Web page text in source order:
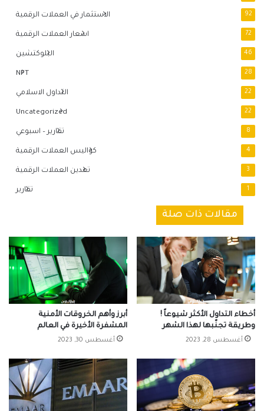
الاستثمار في العملات الرقمية 92
اسعار العملات الرقمية 72
البلوكتشين 46
NFT 28
التداول الاسلامي 22
Uncategorized 22
تقارير – اسبوعي 8
كواليس العملات الرقمية 4
تعدين العملات الرقمية 3
تقارير 1
مقالات ذات صلة
أبرز وأهم الخروقات الأمنية
المشفرة الأخيرة في العالم
أغسطس 30, 2023
أخطاء التداول الأكثر شيوعاً !
وطريقة تجنّبها لهذا الشهر
أغسطس 28, 2023